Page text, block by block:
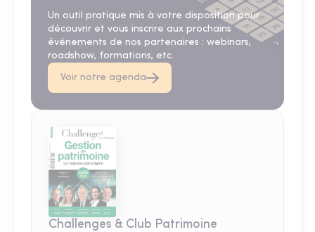
Un outil pratique mis à votre disposition pour
découvrir et vous inscrire aux prochains
événements de nos partenaires : webinars,
roadshow, formations, etc.
Voir notre agenda
Challenges & Club Patrimoine